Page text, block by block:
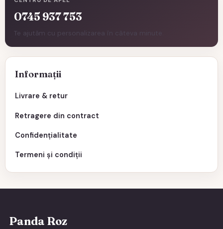
0745 937 753
Te ajutăm cu personalizarea în câteva minute.
Informații
Livrare & retur
Retragere din contract
Confidențialitate
Termeni și condiții
Panda Roz